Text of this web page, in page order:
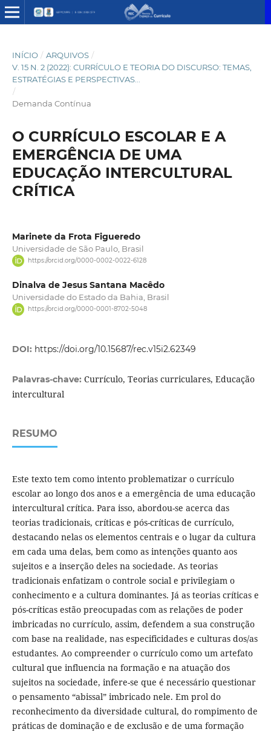
INÍCIO / ARQUIVOS /
V. 15 N. 2 (2022): CURRÍCULO E TEORIA DO DISCURSO: TEMAS,
ESTRATÉGIAS E PERSPECTIVAS...
/
Demanda Contínua
O CURRÍCULO ESCOLAR E A
EMERGÊNCIA DE UMA
EDUCAÇÃO INTERCULTURAL
CRÍTICA
Marinete da Frota Figueredo
Universidade de São Paulo, Brasil
https://orcid.org/0000-0002-0022-6128
Dinalva de Jesus Santana Macêdo
Universidade do Estado da Bahia, Brasil
https://orcid.org/0000-0001-8702-5048
DOI: https://doi.org/10.15687/rec.v15i2.62349
Palavras-chave: Currículo, Teorias curriculares, Educação
intercultural
RESUMO
Este texto tem como intento problematizar o currículo
escolar ao longo dos anos e a emergência de uma educação
intercultural crítica. Para isso, abordou-se acerca das
teorias tradicionais, críticas e pós-críticas de currículo,
destacando nelas os elementos centrais e o lugar da cultura
em cada uma delas, bem como as intenções quanto aos
sujeitos e a inserção deles na sociedade. As teorias
tradicionais enfatizam o controle social e privilegiam o
conhecimento e a cultura dominantes. Já as teorias críticas e
pós-críticas estão preocupadas com as relações de poder
imbricadas no currículo, assim, defendem a sua construção
com base na realidade, nas especificidades e culturas dos/as
estudantes. Ao compreender o currículo como um artefato
cultural que influencia na formação e na atuação dos
sujeitos na sociedade, infere-se que é necessário questionar
o pensamento “abissal” imbricado nele. Em prol do
reconhecimento da diversidade cultural, do rompimento de
práticas de dominação e de exclusão e de uma formação